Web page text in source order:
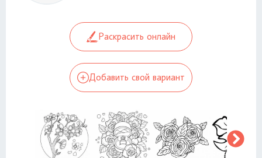
Раскрасить онлайн
Добавить свой вариант